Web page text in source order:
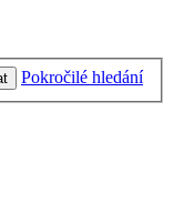
Pokročilé hledání